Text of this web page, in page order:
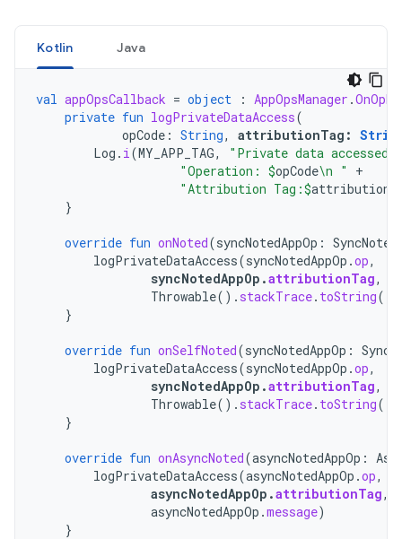
Kotlin Java
val appOpsCallback = object : AppOpsManager .
private fun logPrivateDataAccess(
opCode : String, attributionTag :
Log . i(MY_APP_TAG,
"Private data
"Operation: $opCode\n "
+
"Attribution Tag:$
}
override fun onNoted(syncNotedAppOp :
logPrivateDataAccess(syncNotedAppOp .op,
syncNotedAppOp .attributionTag,
Throwable(). stackTrace. toString())
}
override fun onSelfNoted(syncNotedAppOp :
logPrivateDataAccess(syncNotedAppOp .op,
syncNotedAppOp .attributionTag,
Throwable(). stackTrace. toString())
}
override fun onAsyncNoted(asyncNotedAppOp :
logPrivateDataAccess(asyncNotedAppOp .op,
asyncNotedAppOp .attributionTag,
asyncNotedAppOp .message)
}